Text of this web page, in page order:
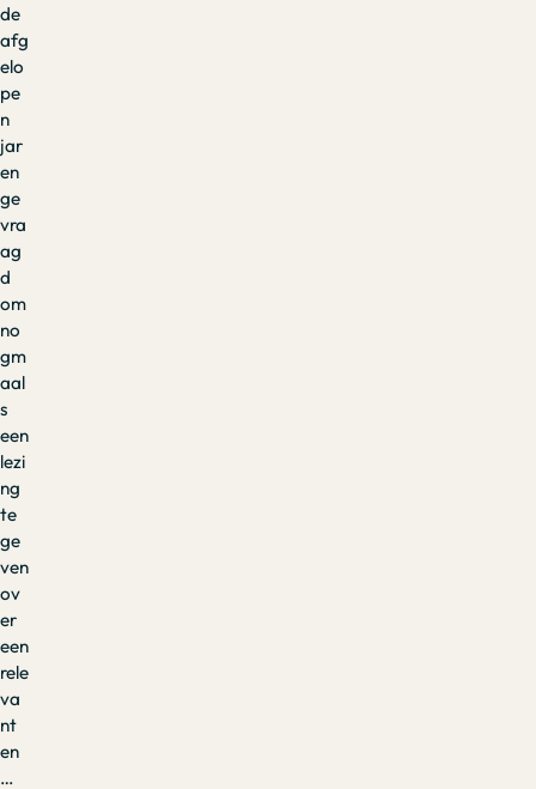
de
afg
elo
pe
n
jar
en
ge
vra
ag
d
om
no
gm
aal
s
een
lezi
ng
te
ge
ven
ov
er
een
rele
va
nt
en
…